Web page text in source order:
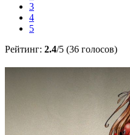
3
4
5
Рейтинг: 2.4/5 (36 голосов)